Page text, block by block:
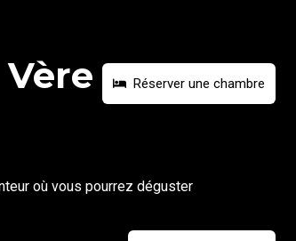
Réserver une chambre
où vous pourrez déguster